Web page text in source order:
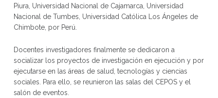
Piura, Universidad Nacional de Cajamarca, Universidad
Nacional de Tumbes, Universidad Católica Los Ángeles de
Chimbote, por Perú.
Docentes investigadores finalmente se dedicaron a
socializar los proyectos de investigación en ejecución y por
ejecutarse en las áreas de salud, tecnologías y ciencias
sociales. Para ello, se reunieron las salas del CEPOS y el
salón de eventos.